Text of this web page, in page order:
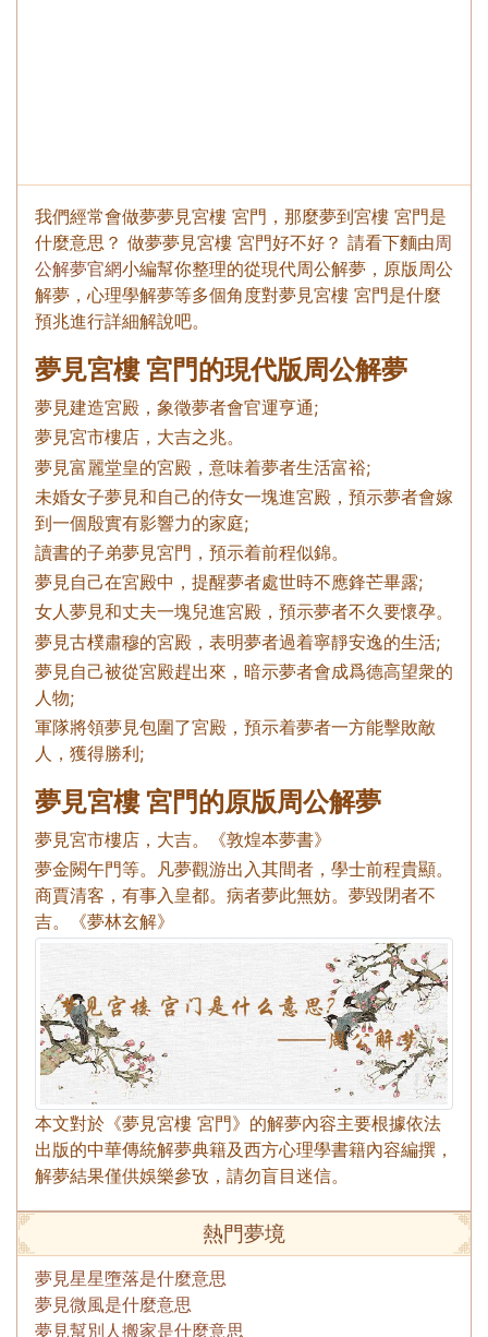
我們經常會做夢夢見宮樓 宮門，那麼夢到宮樓 宮門是
什麼意思？ 做夢夢見宮樓 宮門好不好？ 請看下麵由周
公解夢官網小編幫你整理的從現代周公解夢，原版周公
解夢，心理學解夢等多個角度對夢見宮樓 宮門是什麼
預兆進行詳細解說吧。
夢見宮樓 宮門的現代版周公解夢
夢見建造宮殿，象徵夢者會官運亨通;
夢見宮市樓店，大吉之兆。
夢見富麗堂皇的宮殿，意味着夢者生活富裕;
未婚女子夢見和自己的侍女一塊進宮殿，預示夢者會嫁
到一個殷實有影響力的家庭;
讀書的子弟夢見宮門，預示着前程似錦。
夢見自己在宮殿中，提醒夢者處世時不應鋒芒畢露;
女人夢見和丈夫一塊兒進宮殿，預示夢者不久要懷孕。
夢見古樸肅穆的宮殿，表明夢者過着寧靜安逸的生活;
夢見自己被從宮殿趕出來，暗示夢者會成爲德高望衆的
人物;
軍隊將領夢見包圍了宮殿，預示着夢者一方能擊敗敵
人，獲得勝利;
夢見宮樓 宮門的原版周公解夢
夢見宮市樓店，大吉。《敦煌本夢書》
夢金闕午門等。凡夢觀游出入其間者，學士前程貴顯。
商賈清客，有事入皇都。病者夢此無妨。夢毀閉者不
吉。《夢林玄解》
本文對於《夢見宮樓 宮門》的解夢內容主要根據依法
出版的中華傳統解夢典籍及西方心理學書籍內容編撰，
解夢結果僅供娛樂參攷，請勿盲目迷信。
熱門夢境
夢見星星墮落是什麼意思
夢見微風是什麼意思
夢見幫別人搬家是什麼意思